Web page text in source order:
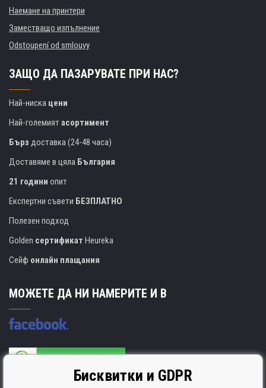
Наемане на принтери
Заместващо изпълнение
Odstoupení od smlouvy
ЗАЩО ДА ПАЗАРУВАТЕ ПРИ НАС?
Най-ниска цени
Най-големиятасортимент
Бърз доставка (24-48 часа)
Доставяме в цяла България
21 години опит
Експертни съвети БЕЗПЛАТНО
Полезен подход
Golden сертификат Heureka
Сейф онлайн плащания
МОЖЕТЕ ДА НИ НАМЕРИТЕ И В
Производителят на касети е сертифициран
Бисквитки и GDPR